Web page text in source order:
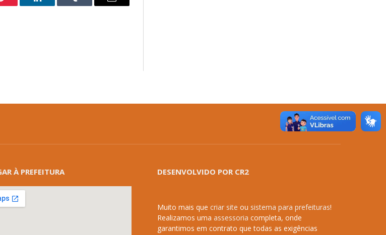
LinkedIn Tumblr
E-
À PREFEITURA DESENVOLVIDO POR CR2
Muito mais que criar site ou sistema para prefeituras!
Realizamos uma assessoria completa, onde
garantimos em contrato que todas as exigências